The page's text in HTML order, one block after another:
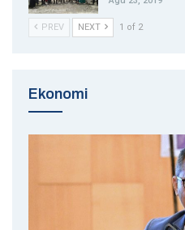
PREV NEXT 1 of 2
Ekonomi